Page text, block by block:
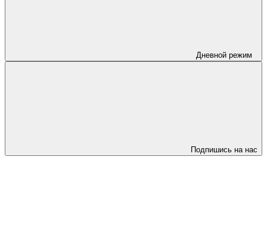
Дневной режим
Подпишись на нас